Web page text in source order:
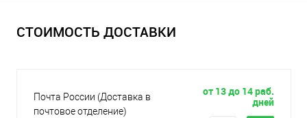
СТОИМОСТЬ ДОСТАВКИ
Почта России (Доставка в
почтовое отделение)
от 13 до 14 раб.
дней